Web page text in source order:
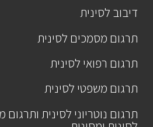
דיבוב לסינית
תרגום מסמכים לסינית
תרגום רפואי לסינית
תרגום משפטי לסינית
תרגום נוטריוני לסינית